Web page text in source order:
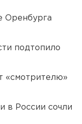
Оренбурга
подтопило
«смотрителю»
в России сочли